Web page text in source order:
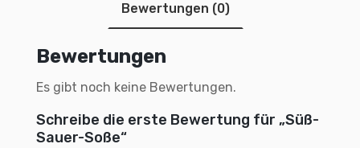
Bewertungen (0)
Bewertungen
Es gibt noch keine Bewertungen.
Schreibe die erste Bewertung für „Süß-
Sauer-Soße“